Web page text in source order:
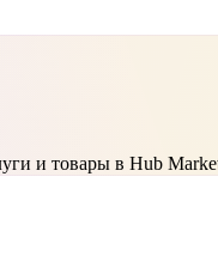
и товары в Hub